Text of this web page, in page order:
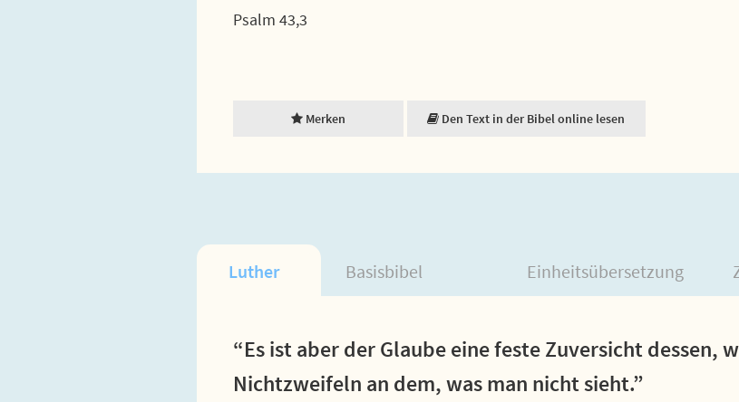
Psalm 43,3
Merken Den Text in der Bibel online lesen
Luther Basisbibel Einheitsübersetzung
“Es ist aber der Glaube eine feste Zuversicht dessen,
Nichtzweifeln an dem, was man nicht sieht.”